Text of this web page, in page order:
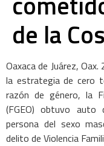
de la
Oaxaca de Juárez,
la estrategia de cero
razón de género, la
(FGEO) obtuvo auto
persona del sexo
delito de Violencia